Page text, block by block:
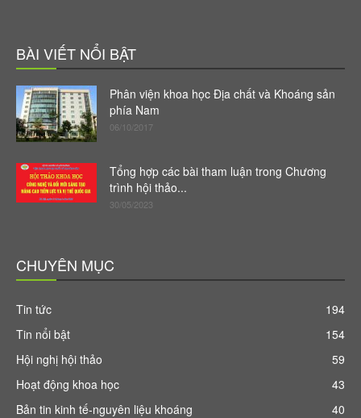
BÀI VIẾT NỔI BẬT
Phân viện khoa học Địa chất và Khoáng sản
phía Nam
06/10/2017
Tổng hợp các bài tham luận trong Chương
trình hội thảo...
30/05/2023
CHUYÊN MỤC
Tin tức
194
Tin nổi bật
154
Hội nghị hội thảo
59
Hoạt động khoa học
43
Bản tin kinh tế-nguyên liệu khoáng
40